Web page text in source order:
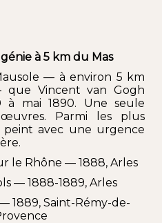
à 5 km du Mas
— à environ 5 km
que Vincent van Gogh
à mai 1890. Une seule
Parmi les plus
peint avec une urgence
le Rhône — 1888, Arles
— 1888-1889, Arles
1889, Saint-Rémy-de-